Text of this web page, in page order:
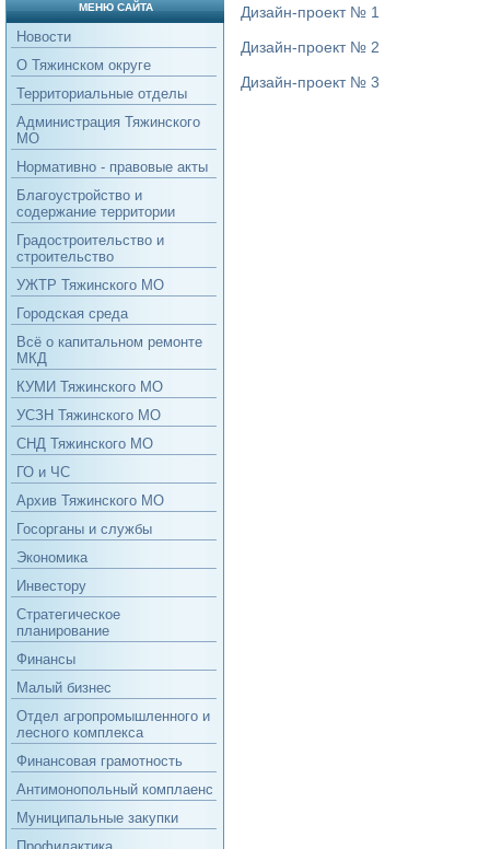
МЕНЮ САЙТА
Новости
О Тяжинском округе
Территориальные отделы
Администрация Тяжинского
МО
Нормативно - правовые акты
Благоустройство и
содержание территории
Градостроительство и
строительство
УЖТР Тяжинского МО
Городская среда
Всё о капитальном ремонте
МКД
КУМИ Тяжинского МО
УСЗН Тяжинского МО
СНД Тяжинского МО
ГО и ЧС
Архив Тяжинского МО
Госорганы и службы
Экономика
Инвестору
Стратегическое
планирование
Финансы
Малый бизнес
Отдел агропромышленного и
лесного комплекса
Финансовая грамотность
Антимонопольный комплаенс
Муниципальные закупки
Дизайн-проект № 1
Дизайн-проект № 2
Дизайн-проект № 3